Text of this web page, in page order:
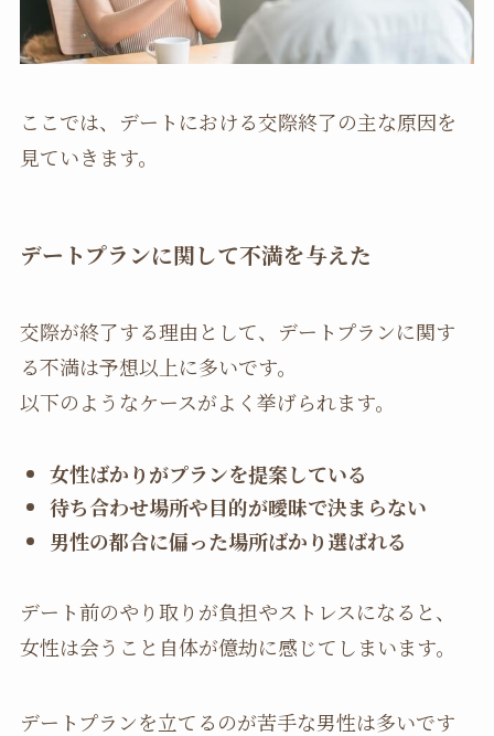
ここでは、デートにおける交際終了の主な原因を
見ていきます。
デートプランに関して不満を与えた
交際が終了する理由として、デートプランに関す
る不満は予想以上に多いです。
以下のようなケースがよく挙げられます。
女性ばかりがプランを提案している
待ち合わせ場所や目的が曖昧で決まらない
男性の都合に偏った場所ばかり選ばれる
デート前のやり取りが負担やストレスになると、
女性は会うこと自体が億劫に感じてしまいます。
デートプランを立てるのが苦手な男性は多いです